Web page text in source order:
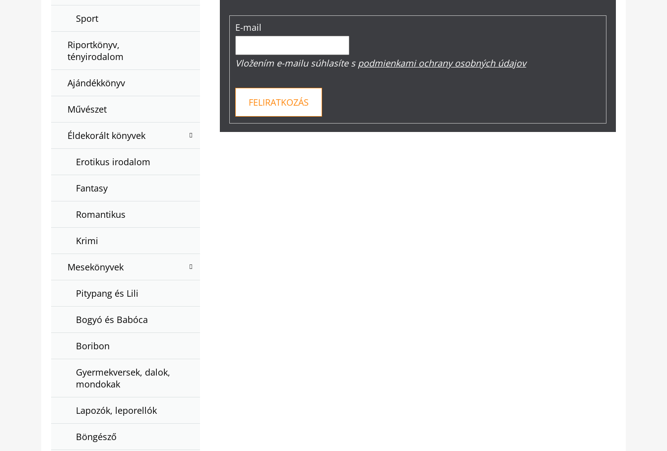
Sport
Riportkönyv,
tényirodalom
Ajándékkönyv
Művészet
Éldekorált könyvek
Erotikus irodalom
Fantasy
Romantikus
Krimi
Mesekönyvek
Pitypang és Lili
Bogyó és Babóca
Boribon
Gyermekversek, dalok,
mondokak
Lapozók, leporellók
Böngésző
E-mail
Vložením e-mailu súhlasíte s podmienkami ochrany osobných údajov
FELIRATKOZÁS